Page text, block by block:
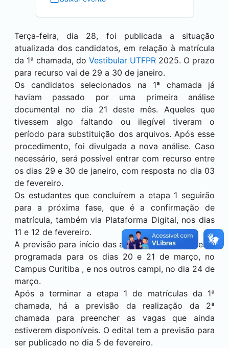
Terça-feira, dia 28, foi publicada a situação
atualizada dos candidatos, em relação à matrícula
da 1ª chamada, do Vestibular UTFPR 2025. O prazo
para recurso vai de 29 a 30 de janeiro.
Os candidatos selecionados na 1ª chamada já
haviam passado por uma primeira análise
documental no dia 21 deste mês. Aqueles que
tivessem algo faltando ou ilegível tiveram o
período para substituição dos arquivos. Após esse
procedimento, foi divulgada a nova análise. Caso
necessário, será possível entrar com recurso entre
os dias 29 e 30 de janeiro, com resposta no dia 03
de fevereiro.
Os estudantes que concluírem a etapa 1 seguirão
para a próxima fase, que é a confirmação de
matrícula, também via Plataforma Digital, nos dias
11 e 12 de fevereiro.
A previsão para início das aulas para calouros está
programada para os dias 20 e 21 de março, no
Campus Curitiba , e nos outros campi, no dia 24 de
março.
Após a terminar a etapa 1 de matrículas da 1ª
chamada, há a previsão da realização da 2ª
chamada para preencher as vagas que ainda
estiverem disponíveis. O edital tem a previsão para
ser publicado no dia 5 de fevereiro.